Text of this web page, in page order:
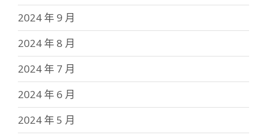
2024 年 9 月
2024 年 8 月
2024 年 7 月
2024 年 6 月
2024 年 5 月